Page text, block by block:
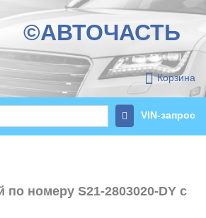
©АВТОЧАСТЬ
Корзина
VIN-запрос
по номеру S21-2803020-DY с